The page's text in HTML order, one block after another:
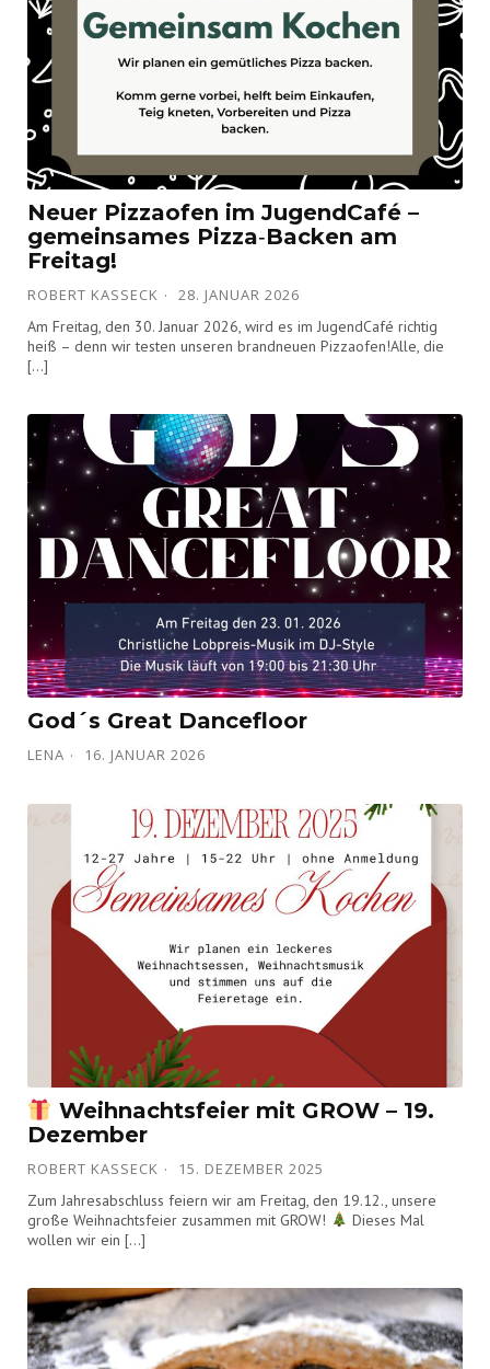
Neuer Pizzaofen im JugendCafé –
gemeinsames Pizza‑Backen am
Freitag!
ROBERT KASSECK
28. JANUAR 2026
Am Freitag, den 30. Januar 2026, wird es im JugendCafé richtig
heiß – denn wir testen unseren brandneuen Pizzaofen!Alle, die
[…]
God´s Great Dancefloor
LENA 16. JANUAR 2026
Weihnachtsfeier mit GROW – 19.
Dezember
ROBERT KASSECK
15. DEZEMBER 2025
Zum Jahresabschluss feiern wir am Freitag, den 19.12., unsere
große Weihnachtsfeier zusammen mit GROW!
Dieses Mal
wollen wir ein […]